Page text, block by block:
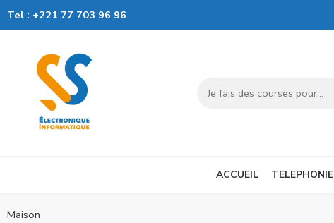
Tel : +221 77 703 96 96
ACCUEIL TELEPHONIE
Maison